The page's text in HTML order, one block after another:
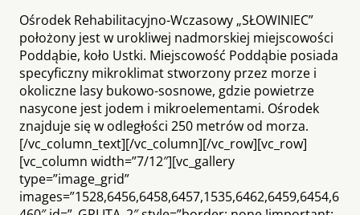
Ośrodek Rehabilitacyjno-Wczasowy „SŁOWINIEC”
położony jest w urokliwej nadmorskiej miejscowości
Poddąbie, koło Ustki. Miejscowość Poddąbie posiada
specyficzny mikroklimat stworzony przez morze i
okoliczne lasy bukowo-sosnowe, gdzie powietrze
nasycone jest jodem i mikroelementami. Ośrodek
znajduje się w odległości 250 metrów od morza.
[/vc_column_text][/vc_column][/vc_row][vc_row]
[vc_column width=”7/12″][vc_gallery
type=”image_grid”
images=”1528,6456,6458,6457,1535,6462,6459,6454,6